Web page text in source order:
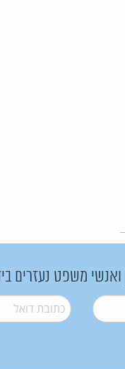
ואנשי משפט נעזרים
דואל*